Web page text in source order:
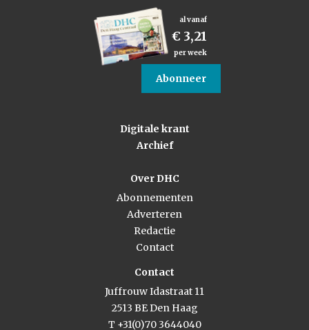
al vanaf
€ 3,21
per week
Abonneer
Digitale krant
Archief
Over DHC
Abonnementen
Adverteren
Redactie
Contact
Contact
Juffrouw Idastraat 11
2513 BE Den Haag
T +31(0)70 3644040